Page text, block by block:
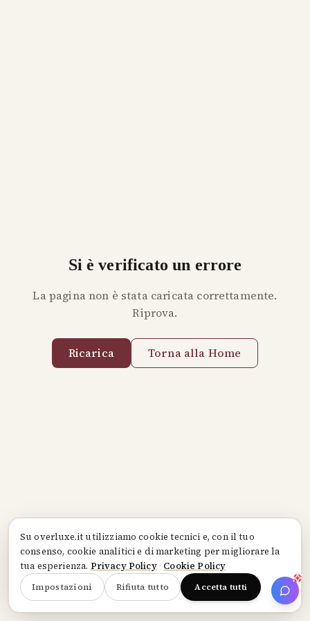
Suoverluxe.itutilizziamo cookie tecnici e, con il tuo
consenso, cookie analitici e di marketing per migliorare la
tua esperienza. Privacy Policy· Cookie Policy
Impostazioni Rifiuta tutto Accetta tutti
Si è verificato un errore
La pagina non è stata caricata correttamente.
Riprova.
Ricarica Torna alla Home